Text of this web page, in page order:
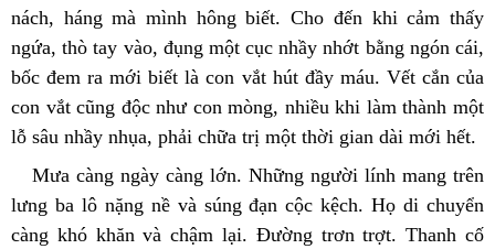
nách, háng mà mình hông biết. Cho đến khi cảm thấy
ngứa, thò tay vào, đụng một cục nhầy nhớt bằng ngón cái,
bốc đem ra mới biết là con vắt hút đầy máu. Vết cắn của
con vắt cũng độc như con mòng, nhiều khi làm thành một
lỗ sâu nhầy nhụa, phải chữa trị một thời gian dài mới hết.
Mưa càng ngày càng lớn. Những người lính mang trên
lưng ba lô nặng nề và súng đạn cộc kệch. Họ di chuyển
càng khó khăn và chậm lại. Đường trơn trợt. Thanh cố